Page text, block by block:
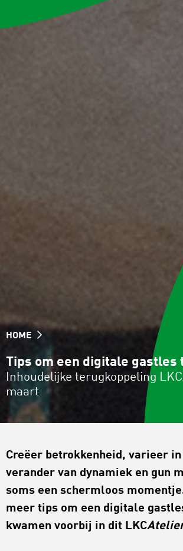
HOME
Tips om een digitale gastles
Inhoudelijke terugkoppeling LKC
maart
Creëer betrokkenheid, varieer
verander van dynamiek en gun
soms een schermloos
meer tips om een digitale
kwamen voorbij in dit LKC